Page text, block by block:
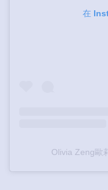
在
Olivia Zeng歐